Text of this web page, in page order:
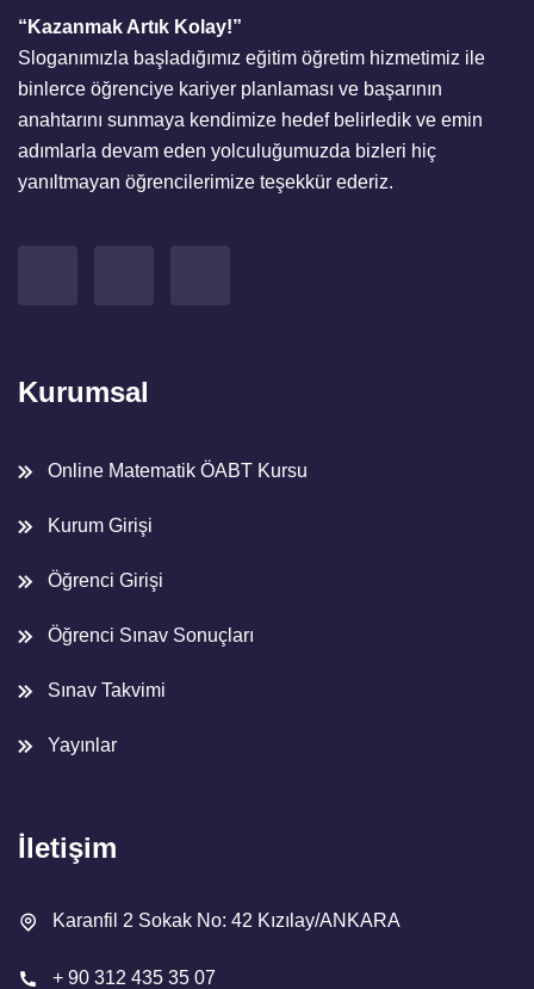
“Kazanmak Artık Kolay!”
Sloganımızla başladığımız eğitim öğretim hizmetimiz ile
binlerce öğrenciye kariyer planlaması ve başarının
anahtarını sunmaya kendimize hedef belirledik ve emin
adımlarla devam eden yolculuğumuzda bizleri hiç
yanıltmayan öğrencilerimize teşekkür ederiz.
Kurumsal
Online Matematik ÖABT Kursu
Kurum Girişi
Öğrenci Girişi
Öğrenci Sınav Sonuçları
Sınav Takvimi
Yayınlar
İletişim
Karanfil 2 Sokak No: 42 Kızılay/ANKARA
+ 90 312 435 35 07